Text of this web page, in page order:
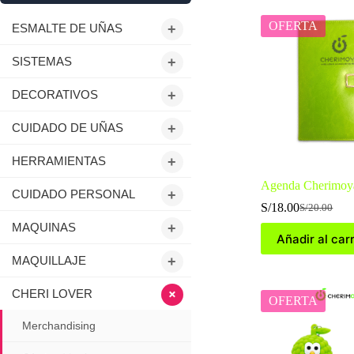
OFERTA
Agenda
S/20.00
El
original
era:
S/18.00El
actual
es:
Añadir al
OFERTA
+
ESMALTE DE UÑAS
+
SISTEMAS
+
DECORATIVOS
+
CUIDADO DE UÑAS
+
HERRAMIENTAS
+
CUIDADO PERSONAL
+
MAQUINAS
+
MAQUILLAJE
+
CHERI LOVER
Merchandising